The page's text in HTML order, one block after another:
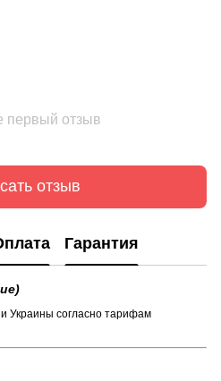
первый отзыв
отзыв
Гарантия
Украины согласно тарифам